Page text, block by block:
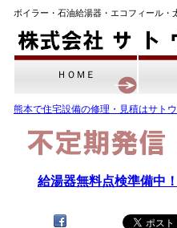
ボイラー・石油給湯器・エコフィール
ＨＯＭＥ
熊本で住宅設備の修理・見積はサトウ
給湯器無料点検準備中！